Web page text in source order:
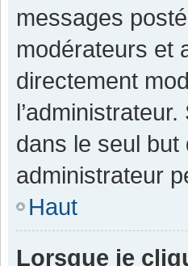
messages
modérateurs et
directement
dans le seul but
administrateur
Haut
Lorsque je